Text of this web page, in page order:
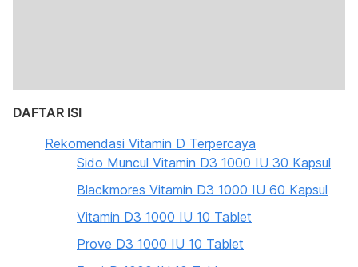
DAFTAR ISI
Rekomendasi Vitamin D Terpercaya
Sido Muncul Vitamin D3 1000 IU 30 Kapsul
Blackmores Vitamin D3 1000 IU 60 Kapsul
Vitamin D3 1000 IU 10 Tablet
Prove D3 1000 IU 10 Tablet